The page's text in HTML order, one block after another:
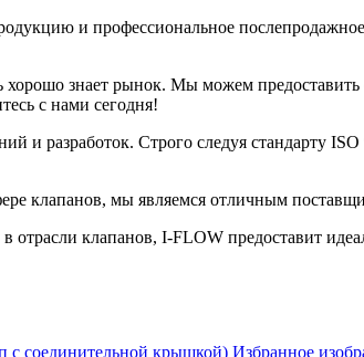
и профессиональное
знает рынок. Мы можем
с нами сегодня!
и разработок. Строго следуя стандарту
клапанов, мы являемся отличным
отрасли клапанов, I-FLOW предоставит